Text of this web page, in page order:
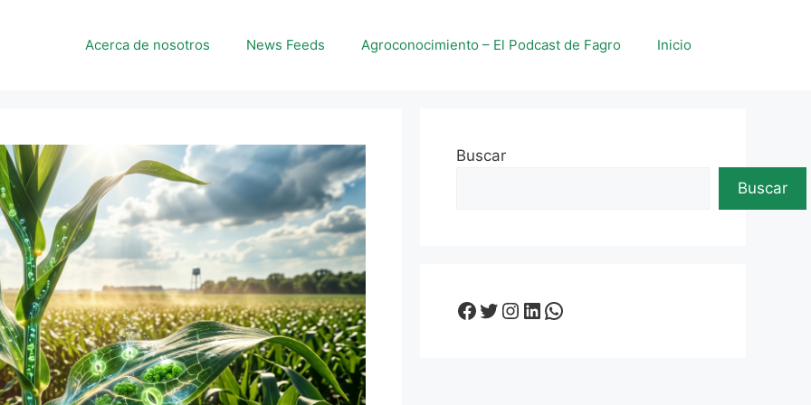
Acerca de nosotros News Feeds Agroconocimiento – El Podcast de Fagro Inicio
Buscar
Buscar
Facebook
Twitter
Instagram
LinkedIn
WhatsApp